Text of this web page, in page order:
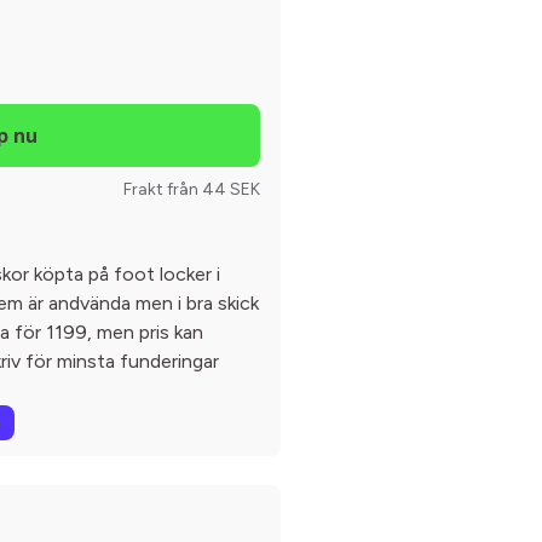
Frakt från 44 SEK
köpta på foot locker i
är andvända men i bra skick
för 1199, men pris kan
för minsta funderingar